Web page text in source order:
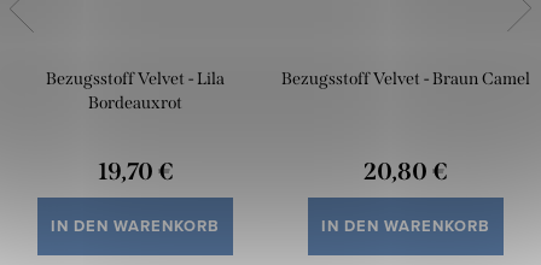
Bezugsstoff Velvet - Lila
Bordeauxrot
19,70 €
IN DEN WARENKORB
Bezugsstoff Velvet - Braun Camel
20,80 €
IN DEN WARENKORB